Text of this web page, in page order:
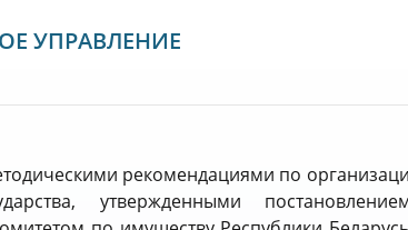
УПРАВЛЕНИЕ
рекомендациями по
утвержденными